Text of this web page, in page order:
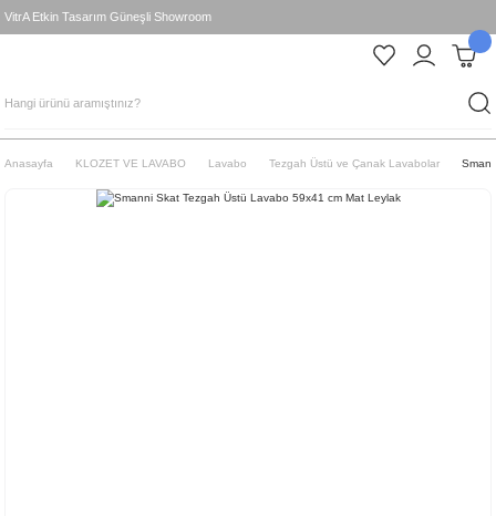
VitrA Etkin Tasarım Güneşli Showroom
Anasayfa KLOZET VE LAVABO Lavabo Tezgah Üstü ve Çanak Lavabolar